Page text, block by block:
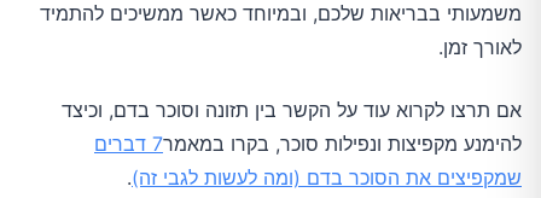
משמעותי בבריאות שלכם, ובמיוחד כאשר ממשיכים להתמיד
לאורך זמן.
אם תרצו לקרוא עוד על הקשר בין תזונה וסוכר בדם, וכיצד
להימנע מקפיצות ונפילות סוכר, בקרו במאמר
7 דברים
שמקפיצים את הסוכר בדם (ומה לעשות לגבי זה).